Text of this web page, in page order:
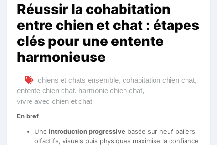
Réussir la cohabitation
entre chien et chat : étapes
clés pour une entente
harmonieuse
chiens et chats ensemble, cohabitation chien chat,
entente chien chat, harmonie chien chat,
vivre avec chien et chat
En bref
Une introduction progressive basée sur neuf paliers
olfactifs, visuels puis physiques maximise la confiance